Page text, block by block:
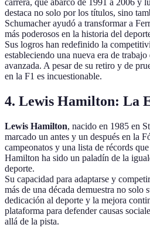
destaca no solo por los títulos, sino
Schumacher ayudó a transformar a
más poderosos en la historia del
Sus logros han redefinido la
estableciendo una nueva era de
avanzada. A pesar de su retiro y de
en la F1 es incuestionable.
4. Lewis Hamilton: La
Lewis Hamilton, nacido en 1985 en
marcado un antes y un después en la
campeonatos y una lista de récords
Hamilton ha sido un paladín de la
deporte.
Su capacidad para adaptarse y
más de una década demuestra no solo
dedicación al deporte y la mejora
plataforma para defender causas
allá de la pista.